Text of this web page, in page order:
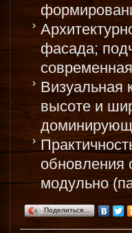
фасада;
Визуальная
высоте и
обновления
модульно
Поделиться…